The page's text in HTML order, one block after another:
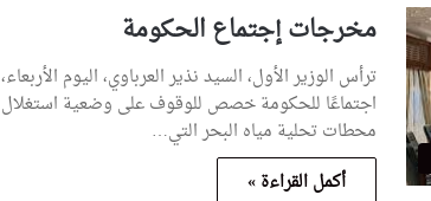
مخرجات إجتماع الحكومة
ترأس الوزير الأول، السيد نذير العرباوي، اليوم الأربعاء،
اجتماعًا للحكومة خصص للوقوف على وضعية استغلال
محطات تحلية مياه البحر التي…
أكمل القراءة »